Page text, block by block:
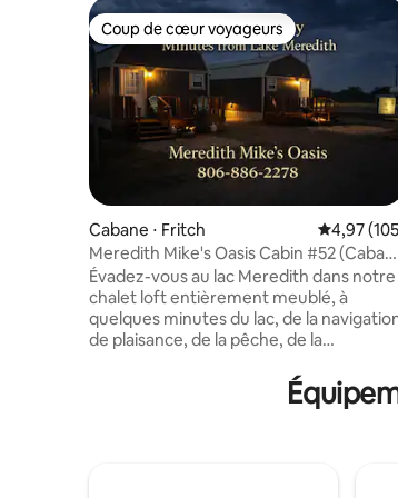
Coup de cœur voyageurs
Coup de cœur voyageurs
Cabane ⋅ Fritch
4,97
Meredith Mike's Oasis Cabin #52 (Cabane
#52 de Meredith Mike's Oasis)
Évadez-vous au lac Meredith dans notre
chalet loft entièrement meublé, à
quelques minutes du lac, de la
de plaisance, de la pêche, de la
Alibates Flint Quarries National
Monument. Le chalet 52 peut accueillir